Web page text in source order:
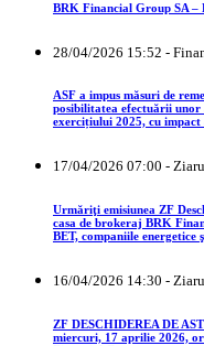
BRK Financial Group SA
28/04/2026 15:52 -
ASF a impus măsuri de
posibilitatea efectuării
exercițiului 2025, cu
17/04/2026 07:00 -
Urmăriţi emisiunea ZF
casa de brokeraj BRK
BET, companiile
16/04/2026 14:30 -
ZF DESCHIDEREA DE
miercuri, 17 aprilie 2026,